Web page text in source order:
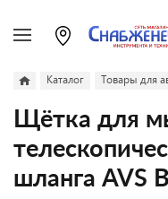
Каталог Товары для
Щётка для
шланга AVS